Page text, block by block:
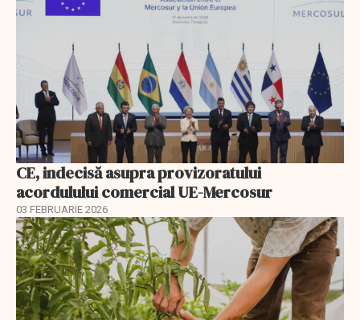
CE, indecisă asupra provizoratului
acordulului comercial UE-Mercosur
03 FEBRUARIE 2026